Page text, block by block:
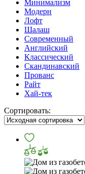
Минимализм
Модерн
Лофт
Шалаш
Современный
Английский
Классический
Скандинавский
Прованс
Райт
Хай-тек
Сортировать: